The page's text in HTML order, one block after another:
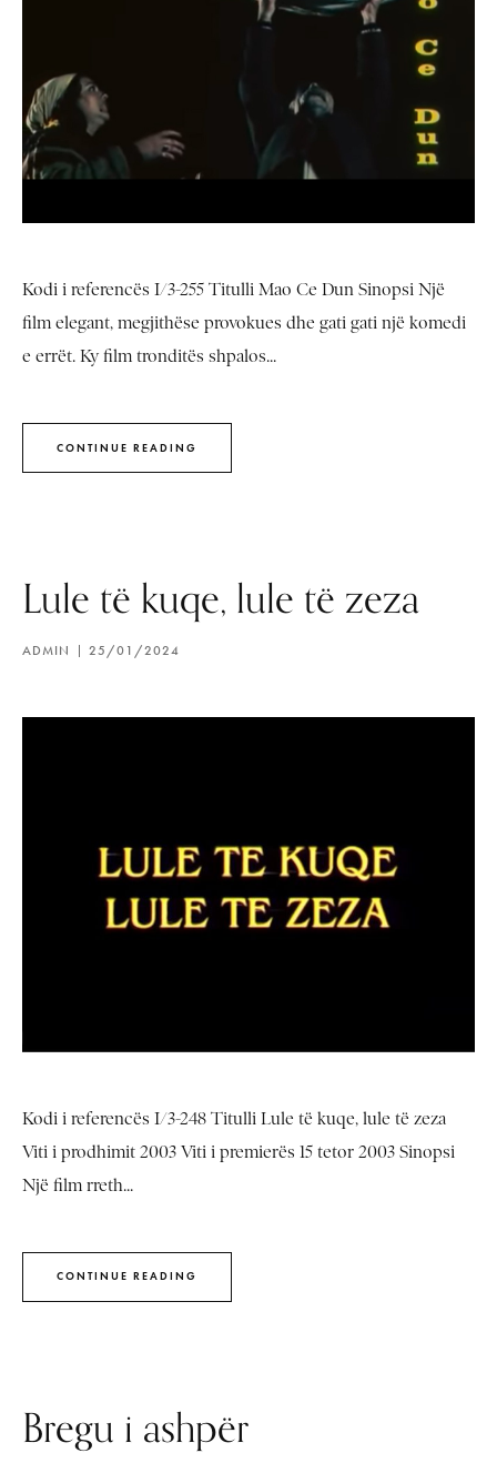
Kodi i referencës I/3-255 Titulli Mao Ce Dun Sinopsi Një
film elegant, megjithëse provokues dhe gati gati një komedi
e errët. Ky film tronditës shpalos...
CONTINUE READING
Lule të kuqe, lule të zeza
ADMIN 25/01/2024
Kodi i referencës I/3-248 Titulli Lule të kuqe, lule të zeza
Viti i prodhimit 2003 Viti i premierës 15 tetor 2003 Sinopsi
Një film rreth...
CONTINUE READING
Bregu i ashpër